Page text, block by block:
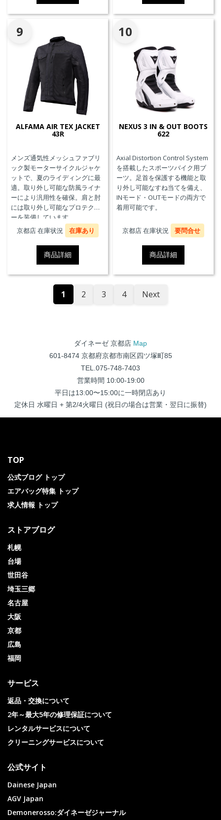
9
ALFAMA AIR TEX JACKET
43R
メンズ通気性メッシュファブリ
ック製モーターサイクルジャケ
ットで、夏のライディングに最
適。取り外し可能な防風ライナ
ーにより汎用性を確保。肩と肘
には取り外し可能なプロテクタ
ーを装備しています。
京都店 在庫状況
在庫あり
商品詳細
10
NEXUS 3 IN & OUT BOOTS
622
Axial Distortion Control System
を搭載したスポーツバイク用ブ
ーツ。足首を保護する機能と取
り外し可能なすね当てを備え、
INモード・OUTモードの両方で
着用可能です。
京都店 在庫状況 要問合せ
商品詳細
1 2 3 4 Next
ダイネーゼ 京都店 Map
601-8474 京都府京都市南区四ツ塚町85
TEL.075-748-7403
営業時間 10:00-19:00
平日は13:00〜15:00に一時閉店あり
定休日 水曜日 + 第2/4火曜日 (祝日の場合は営業・翌日に振替)
TOP
公式ブログ トップ
エアバッグ特集 トップ
求人情報 トップ
ストアブログ
札幌
台場
世田谷
埼玉三郷
名古屋
大阪
京都
広島
福岡
サービス
返品・交換について
2年～最大5年の修理保証について
レンタルサービスについて
クリーニングサービスについて
公式サイト
Dainese Japan
AGV Japan
Demonerosso:ダイネーゼジャーナル